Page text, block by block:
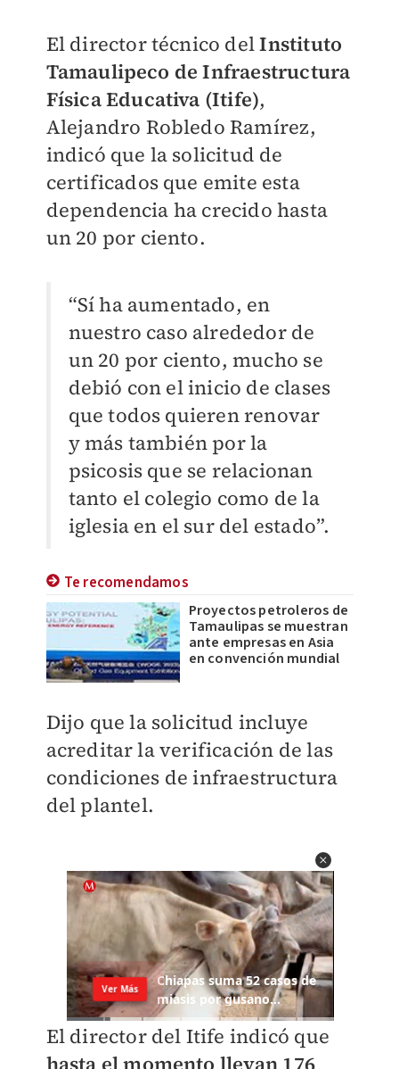
El director técnico delInstituto
Tamaulipeco de Infraestructura
Física Educativa (Itife),
Alejandro Robledo Ramírez,
indicó que la solicitud de
certificados que emite esta
dependencia ha crecido hasta
un 20 por ciento.
“Sí ha aumentado, en
nuestro caso alrededor de
un 20 por ciento, mucho se
debió con el inicio de clases
que todos quieren renovar
y más también por la
psicosis que se relacionan
tanto el colegio como de la
iglesia en el sur del estado”.
Te recomendamos
Proyectos petroleros de
Tamaulipas se muestran
ante empresas en Asia
en convención mundial
Dijo que la solicitud incluye
acreditar la verificación de las
condiciones de infraestructura
del plantel.
El director del Itife indicó que